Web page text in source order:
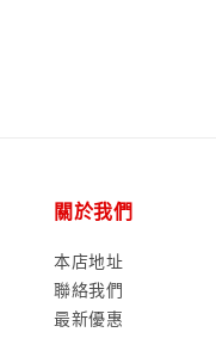
關於我們
本店地址
聯絡我們
最新優惠